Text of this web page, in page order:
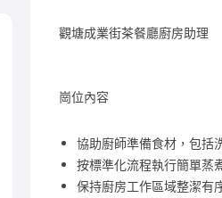
觀塘成業街茶餐廳廚房助理
崗位內容
協助廚師準備食材，包括
按標準化流程執行簡單蒸
保持廚房工作區域整潔有